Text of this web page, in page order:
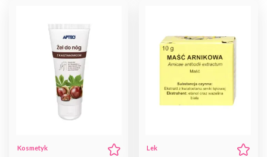
Kosmetyk Lek